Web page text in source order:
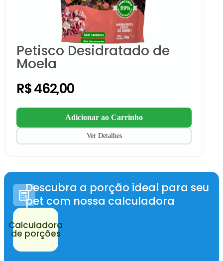
Petisco Desidratado de
Moela
R$462,00
Adicionar ao Carrinho
Ver Detalhes
Descubra a porção ideal para seu
pet com nossa calculadora
Calculadora
de porções